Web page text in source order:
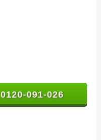
0120-091-026